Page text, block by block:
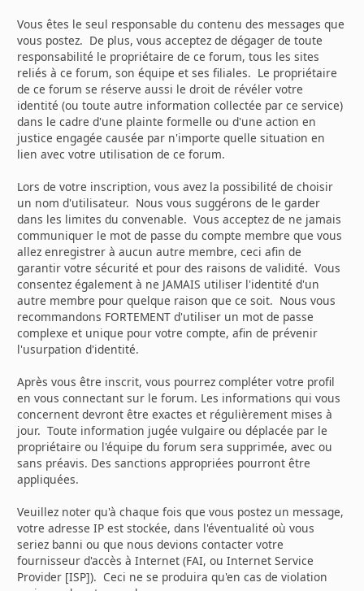
Vous êtes le seul responsable du contenu des messages que
vous postez. De plus, vous acceptez de dégager de toute
responsabilité le propriétaire de ce forum, tous les sites
reliés à ce forum, son équipe et ses filiales. Le propriétaire
de ce forum se réserve aussi le droit de révéler votre
identité (ou toute autre information collectée par ce service)
dans le cadre d'une plainte formelle ou d'une action en
justice engagée causée par n'importe quelle situation en
lien avec votre utilisation de ce forum.
Lors de votre inscription, vous avez la possibilité de choisir
un nom d'utilisateur. Nous vous suggérons de le garder
dans les limites du convenable. Vous acceptez de ne jamais
communiquer le mot de passe du compte membre que vous
allez enregistrer à aucun autre membre, ceci afin de
garantir votre sécurité et pour des raisons de validité. Vous
consentez également à ne JAMAIS utiliser l'identité d'un
autre membre pour quelque raison que ce soit. Nous vous
recommandons FORTEMENT d'utiliser un mot de passe
complexe et unique pour votre compte, afin de prévenir
l'usurpation d'identité.
Après vous être inscrit, vous pourrez compléter votre profil
en vous connectant sur le forum. Les informations qui vous
concernent devront être exactes et régulièrement mises à
jour. Toute information jugée vulgaire ou déplacée par le
propriétaire ou l'équipe du forum sera supprimée, avec ou
sans préavis. Des sanctions appropriées pourront être
appliquées.
Veuillez noter qu'à chaque fois que vous postez un message,
votre adresse IP est stockée, dans l'éventualité où vous
seriez banni ou que nous devions contacter votre
fournisseur d'accès à Internet (FAI, ou Internet Service
Provider [ISP]). Ceci ne se produira qu'en cas de violation